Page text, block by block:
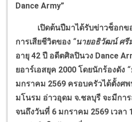
Dance Army”
เปิดต้นปีมาได้รับข่าวช็อกขอ
การเสียชีวิตของ “นายอธิวัฒน์ ศ
อายุ 42 ปี อดีตศิลปินวง Dance
ยอาร์เอสยุค 2000 โดยนักร้องดัง
มกราคม 2569 ครอบครัวได้ตั้งศ
มโนรม อ่าวอุดม จ.ชลบุรี จะมีกา
จนถึงวันที่ 6 มกราคม 2569 เวลา